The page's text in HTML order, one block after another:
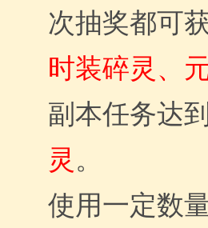
次抽奖都可
时装碎灵、
副本任务达
灵。
使用一定数